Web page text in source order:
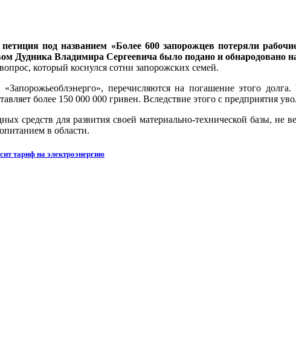
под названием «Более 600 запорожцев потеряли
Дудника Владимира Сергеевича было подано и обнародовано
который коснулся сотни запорожских семей.
перечисляются на погашение этого
более 150 000 000 гривен. Вследствие этого с предприятия
средств для развития своей материально-технической базы, не
в области.
тариф на электроэнергию